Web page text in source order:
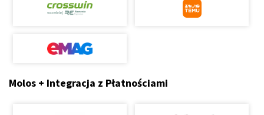
Molos + Integracja z Płatnościami